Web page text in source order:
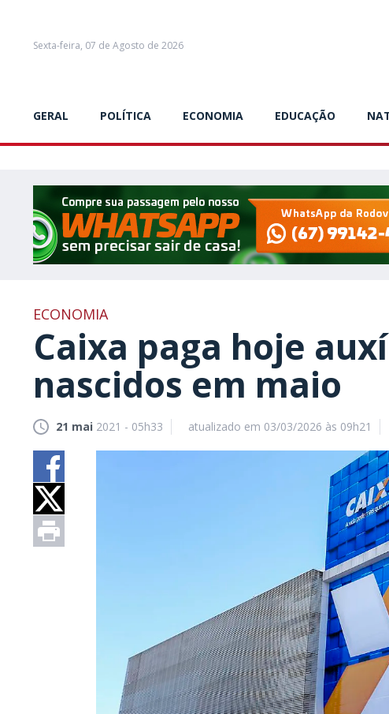
Sexta-feira, 07 de Agosto de 2026
GERAL POLÍTICA ECONOMIA EDUCAÇÃO
ECONOMIA
Caixa paga hoje
nascidos em maio
21 mai 2021 - 05h33 atualizado em 03/03/2026 às 09h21